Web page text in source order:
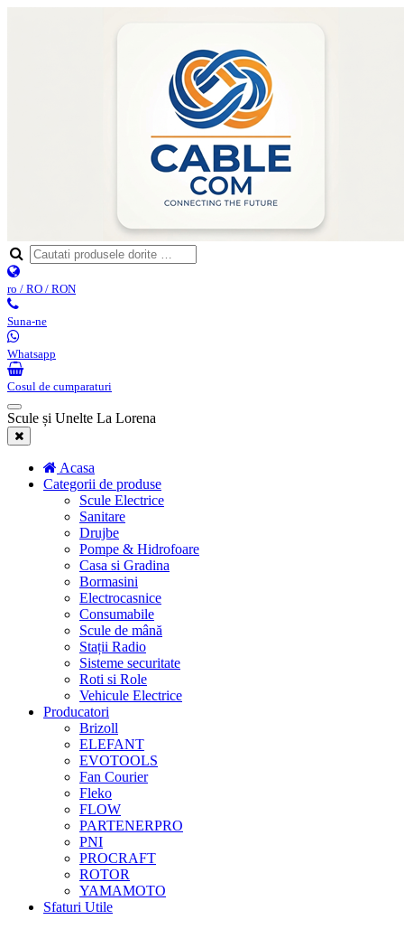
ro / RO / RON
Suna-ne
Whatsapp
Cosul de cumparaturi
Scule și Unelte La Lorena
Acasa
Categorii de produse
Scule Electrice
Sanitare
Drujbe
Pompe & Hidrofoare
Casa si Gradina
Bormasini
Electrocasnice
Consumabile
Scule de mână
Stații Radio
Sisteme securitate
Roti si Role
Vehicule Electrice
Producatori
Brizoll
ELEFANT
EVOTOOLS
Fan Courier
Fleko
FLOW
PARTENERPRO
PNI
PROCRAFT
ROTOR
YAMAMOTO
Sfaturi Utile